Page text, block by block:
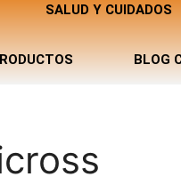
SALUD Y CUIDADOS
BLOG